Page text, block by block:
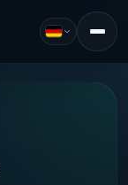
DeutschMenü